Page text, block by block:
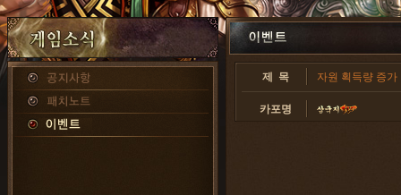
제 목 자원 획득량 증
카포명